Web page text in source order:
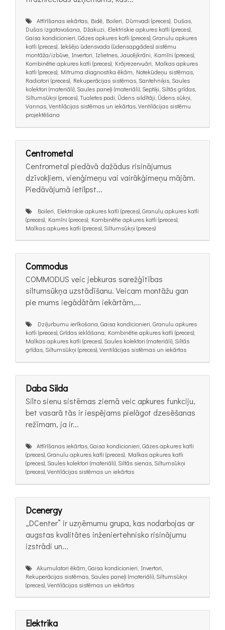
Attīrīšanas iekārtas, Bidē, Boileri, Dūmvadi (preces), Dušas,
Dušas izgatavošana, Džakuzi, Elektriskie apkures katli (preces),
Gaisa kondicionieri, Gāzes apkures katli (preces), Granulu apkures
katli (preces), Iekšējo ūdensvada (ūdensapgādes) sistēmu
montāža/izbūve, Invertori, Izlietnes, Jaucējkrāni, Kamīni (preces),
Kombinētie apkures katli (preces), Krājrezervuāri, Malkas apkures
katli (preces), Mitruma diagnostika ēkām, Notekūdeņu sistēmas,
Radiatori (preces), Rekuperācijas sistēmas, Santehniķis, Saules
kolektori (materiāli), Saules paneļi (materiāli), Septiķi, Siltās grīdas,
Siltumsūkņi (preces), Tualetes podi, Ūdens sildītāji, Ūdens sūkņi,
Vannas, Ventilācijas sistēmas un iekārtas, Ventilācijas sistēmu
projektēšana
Centrometal
Centrometal piedāvā dažādus risinājumus
dzīvokļiem, vienģimeņu vai vairākģimeņu mājām.
Piedāvājumā ietilpst...
Boileri, Elektriskie apkures katli (preces), Granulu apkures katli
(preces), Kamīni (preces), Kombinētie apkures katli (preces),
Malkas apkures katli (preces), Siltumsūkņi (preces)
Commodus
COMMODUS veic jebkuras sarežģītības
siltumsūkņa uzstādīšanu. Veicam montāžu gan
pie mums iegādātām iekārtām,...
Dziļurbumu ierīkošana, Gaisa kondicionieri, Granulu apkures
katli (preces), Grīdas ieklāšana, Kombinētie apkures katli (preces),
Malkas apkures katli (preces), Saules kolektori (materiāli), Siltās
grīdas, Siltumsūkņi (preces), Ventilācijas sistēmas un iekārtas
Daba Silda
Silto sienu sistēmas ziemā veic apkures funkciju,
bet vasarā tās ir iespējams pielāgot dzesēšanas
režīmam, ja ir...
Attīrīšanas iekārtas, Gaisa kondicionieri, Gāzes apkures katli
(preces), Granulu apkures katli (preces), Malkas apkures katli
(preces), Saules kolektori (materiāli), Siltās sienas, Siltumsūkņi
(preces), Ventilācijas sistēmas un iekārtas
Dcenergy
„DCenter” ir uzņēmumu grupa, kas nodarbojas ar
augstas kvalitātes inženiertehnisko risinājumu
izstrādi un...
Akumulatori ēkām, Gaisa kondicionieri, Invertori,
Rekuperācijas sistēmas, Saules paneļi (materiāli), Siltumsūkņi
(preces), Ventilācijas sistēmas un iekārtas
Elektrika